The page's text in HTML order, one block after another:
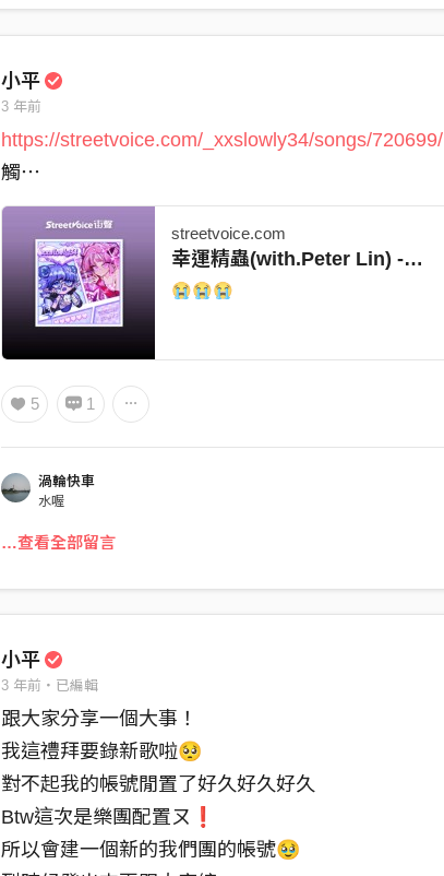
小平
3 年前
https://streetvoice.com/_xxslowly34/songs/720699/
觸⋯
streetvoice.com
幸運精蟲(with.Peter Lin) -
xxslowly34
😭😭😭
5 1
渦輪快車
水喔
…查看全部留言
小平
3 年前・已編輯
跟大家分享一個大事！
我這禮拜要錄新歌啦🥺
對不起我的帳號閒置了好久好久好久
Btw這次是樂團配置ㄡ❗️
所以會建一個新的我們團的帳號🥹